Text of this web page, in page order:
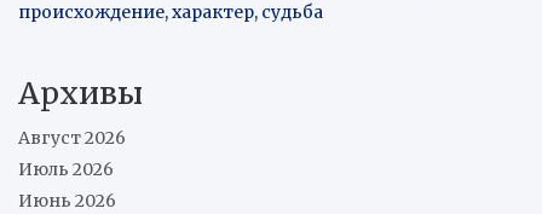
происхождение, характер, судьба
Архивы
Август 2026
Июль 2026
Июнь 2026